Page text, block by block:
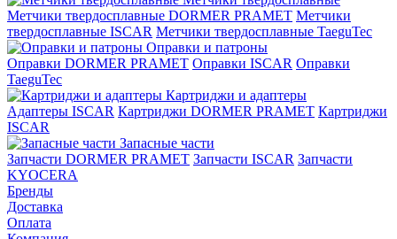
Метчики твердосплавные DORMER PRAMET Метчики
твердосплавные ISCAR Метчики твердосплавные TaeguTec
Оправки и патроны
Оправки DORMER PRAMET Оправки ISCAR Оправки
TaeguTec
Картриджи и адаптеры
Адаптеры ISCAR Картриджи DORMER PRAMET Картриджи
ISCAR
Запасные части
Запчасти DORMER PRAMET Запчасти ISCAR Запчасти
KYOCERA
Бренды
Доставка
Оплата